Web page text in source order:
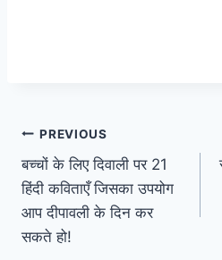
Post
navigation
PREVIOUS
बच्चों के लिए दिवाली पर 21
हिंदी कविताएँ जिसका उपयोग
आप दीपावली के दिन कर
सकते हो!